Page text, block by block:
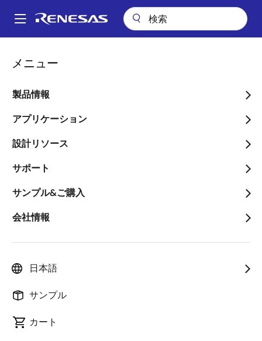
ン
Main
メニュー
製品情報
アプリケーション
設計リソース
サポート
サンプル&ご購入
会社情報
日本語
サンプル
カート
パ
ン
く
ず
クラウドベースのシステム開発ツール「クイックコネクトスタジオ」
クラウドベースのシステム
開発ツール「クイックコネ
クトスタジオ」の対応デバ
イスを追加し、機能を拡張
～ソフトウェアのカスタマイズやデバ
ッグがクラウド上で可能となり、プロ
トタイプ設計をより迅速に実現可能～
2024年4月10日